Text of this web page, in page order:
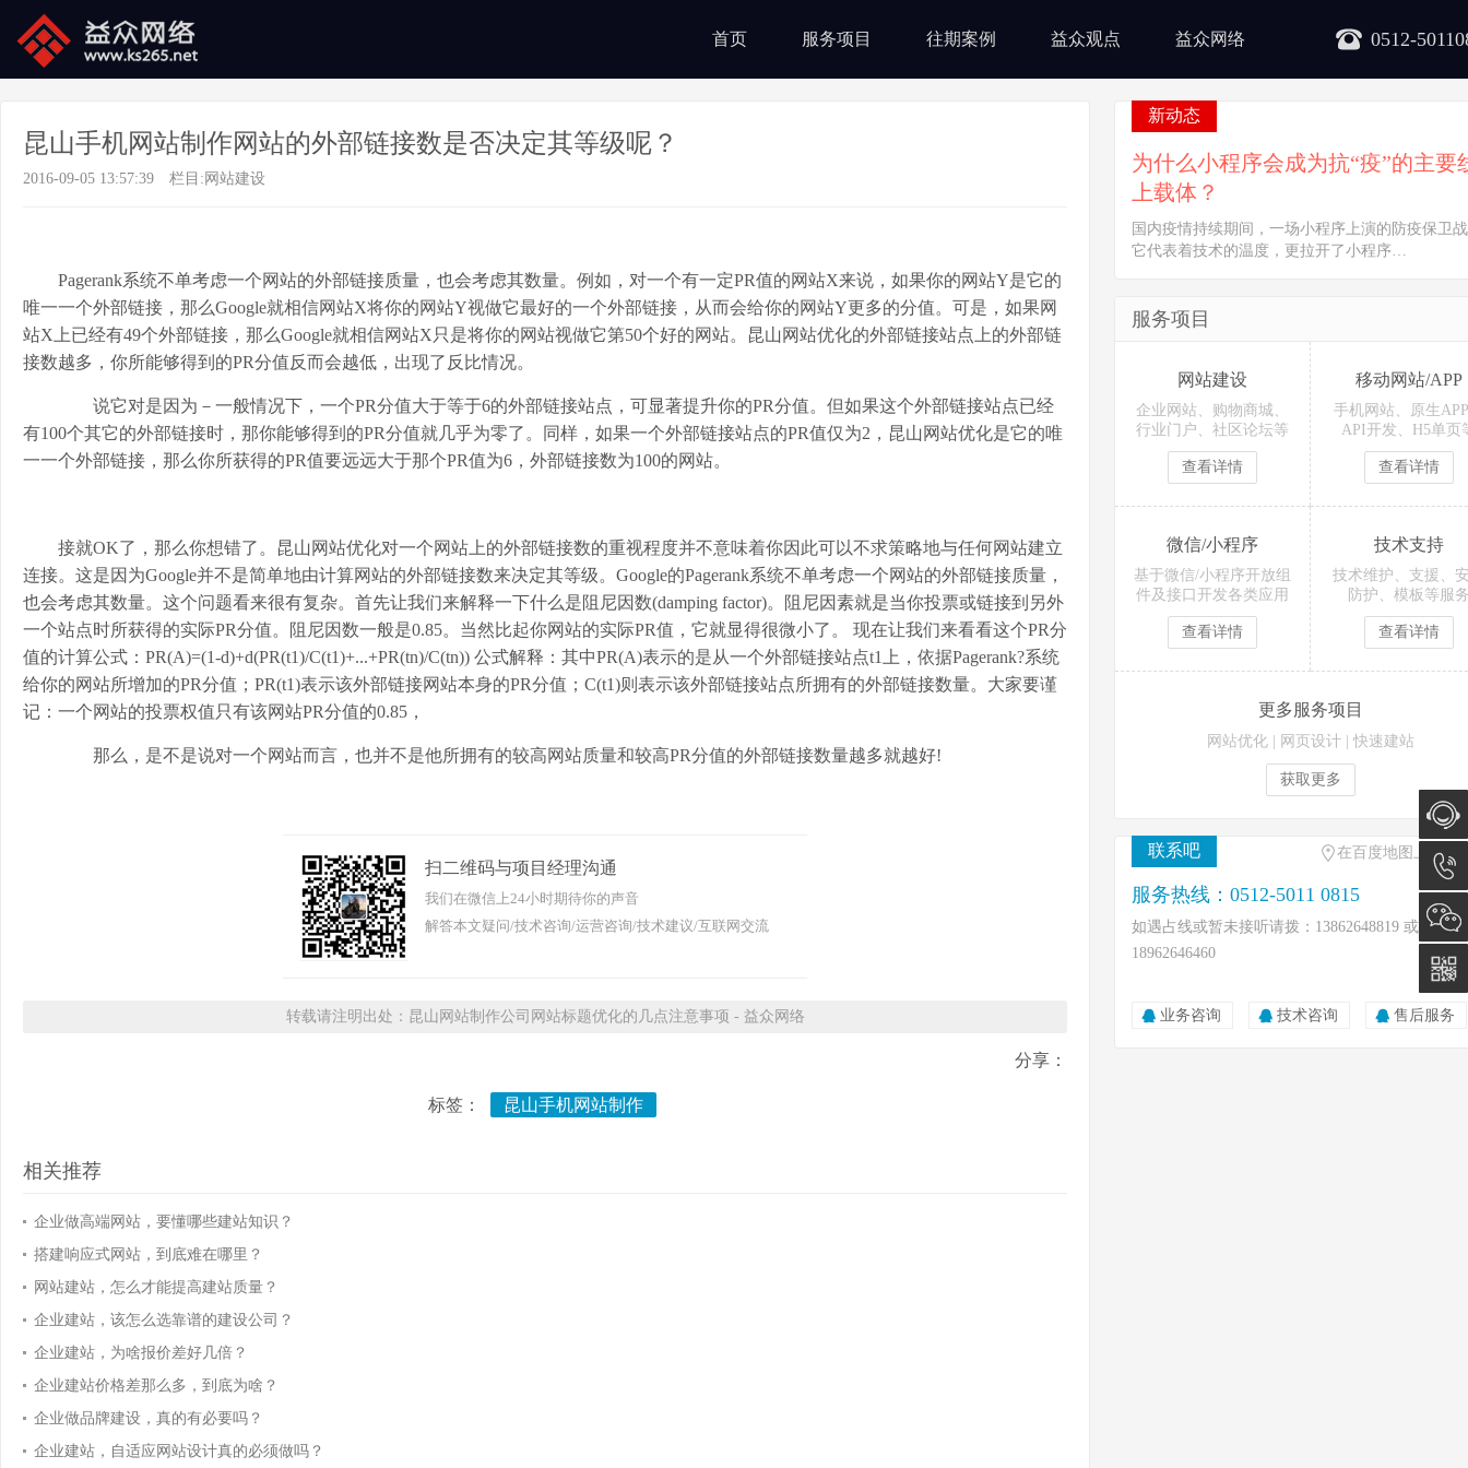
0512-
首页 服务项目 往期案例 益众观点 益众网络
昆山手机网站制作网站的外部链接数是否决定其等级呢？
2016-09-05 13:57:39 栏目: 网站建设
Pagerank系统不单考虑一个网站的外部链接质量，也会考虑其数量。例如，对一个有一定PR值的网站X来说，如果你的网站Y是它的
唯一一个外部链接，那么Google就相信网站X将你的网站Y视做它最好的一个外部链接，从而会给你的网站Y更多的分值。可是，如果网
站X上已经有49个外部链接，那么Google就相信网站X只是将你的网站视做它第50个好的网站。昆山网站优化的外部链接站点上的外部链
接数越多，你所能够得到的PR分值反而会越低，出现了反比情况。
说它对是因为－一般情况下，一个PR分值大于等于6的外部链接站点，可显著提升你的PR分值。但如果这个外部链接站点已经
有100个其它的外部链接时，那你能够得到的PR分值就几乎为零了。同样，如果一个外部链接站点的PR值仅为2，昆山网站优化是它的唯
一一个外部链接，那么你所获得的PR值要远远大于那个PR值为6，外部链接数为100的网站。
接就OK了，那么你想错了。昆山网站优化对一个网站上的外部链接数的重视程度并不意味着你因此可以不求策略地与任何网站建立
连接。这是因为Google并不是简单地由计算网站的外部链接数来决定其等级。Google的Pagerank系统不单考虑一个网站的外部链接质量，
也会考虑其数量。这个问题看来很有复杂。首先让我们来解释一下什么是阻尼因数(damping factor)。阻尼因素就是当你投票或链接到另外
一个站点时所获得的实际PR分值。阻尼因数一般是0.85。当然比起你网站的实际PR值，它就显得很微小了。 现在让我们来看看这个PR分
值的计算公式：PR(A)=(1-d)+d(PR(t1)/C(t1)+...+PR(tn)/C(tn)) 公式解释：其中PR(A)表示的是从一个外部链接站点t1上，依据Pagerank?系统
给你的网站所增加的PR分值；PR(t1)表示该外部链接网站本身的PR分值；C(t1)则表示该外部链接站点所拥有的外部链接数量。大家要谨
记：一个网站的投票权值只有该网站PR分值的0.85，
那么，是不是说对一个网站而言，也并不是他所拥有的较高网站质量和较高PR分值的外部链接数量越多就越好!
扫二维码与项目经理沟通
我们在微信上24小时期待你的声音
解答本文疑问/技术咨询/运营咨询/技术建议/互联网交流
转载请注明出处：昆山网站制作公司网站标题优化的几点注意事项 - 益众网络
分享：
标签： 昆山手机网站制作
相关推荐
企业做高端网站，要懂哪些建站知识？
搭建响应式网站，到底难在哪里？
网站建站，怎么才能提高建站质量？
企业建站，该怎么选靠谱的建设公司？
企业建站，为啥报价差好几倍？
企业建站价格差那么多，到底为啥？
企业做品牌建设，真的有必要吗？
企业建站，自适应网站设计真的必须做吗？
新动态
为什么小程序会成为抗“疫”的主要
上载体？
国内疫情持续期间，一场小程序上演的防疫保卫
它代表着技术的温度，更拉开了小程序…
服务项目
网站建设
企业网站、购物商城、
行业门户、社区论坛等
查看详情
移动网站/APP
手机网站、原生
API开发、H5单页
查看详情
微信/小程序
基于微信/小程序开放组
件及接口开发各类应用
查看详情
技术支持
技术维护、支援、
防护、模板等服
查看详情
更多服务项目
网站优化 网页设计 快速建站
获取更多
联系吧 在百度地图上找到
服务热线：0512-5011 0815
如遇占线或暂未接听请拨：13862648819 或
18962646460
业务咨询 技术咨询 售后服务
在线咨
询
0512-
5011
0815